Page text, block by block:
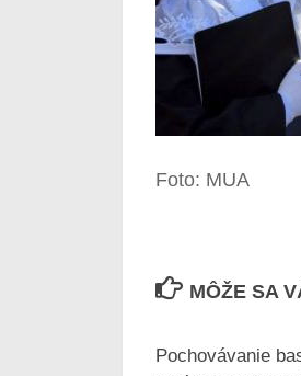
Foto: MUA
MÔŽE SA
Pochovávanie